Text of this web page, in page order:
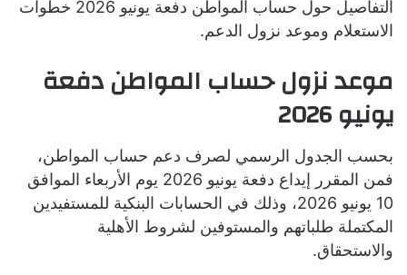
التفاصيل حول حساب المواطن دفعة يونيو 2026 خطوات
الاستعلام وموعد نزول الدعم.
موعد نزول حساب المواطن دفعة
يونيو 2026
بحسب الجدول الرسمي لصرف دعم حساب المواطن،
فمن المقرر إيداع دفعة يونيو 2026 يوم الأربعاء الموافق
10 يونيو 2026، وذلك في الحسابات البنكية للمستفيدين
المكتملة طلباتهم والمستوفين لشروط الأهلية
والاستحقاق.